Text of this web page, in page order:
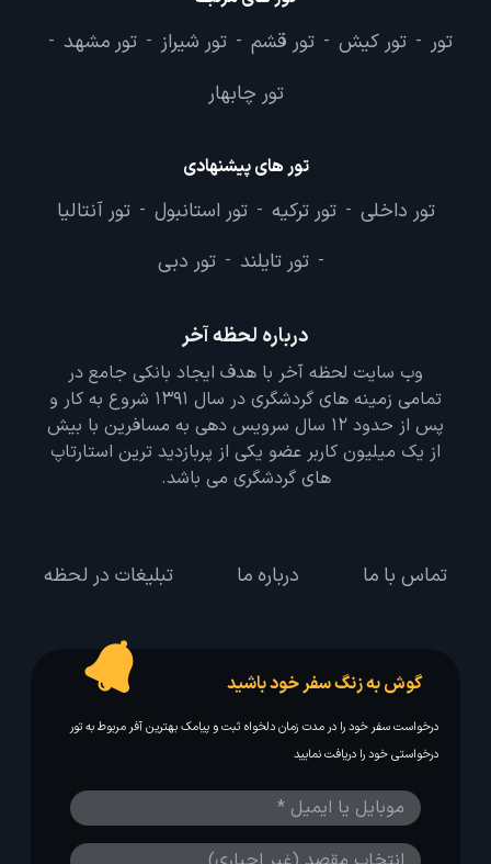
تور - تور کیش - تور قشم - تور شیراز - تور مشهد -
تور چابهار
تور های پیشنهادی
تور داخلی - تور ترکیه - تور استانبول - تور آنتالیا
- تور تایلند - تور دبی
درباره لحظه آخر
وب سایت لحظه آخر با هدف ایجاد بانکی جامع در
تمامی زمینه های گردشگری در سال 1391 شروع به کار و
پس از حدود 12 سال سرویس دهی به مسافرین با بیش
از یک میلیون کاربر عضو یکی از پربازدید ترین استارتاپ
های گردشگری می باشد.
تماس با ما درباره ما تبلیغات در لحظه
گوش به زنگ سفر خود باشید
درخواست سفر خود را در مدت زمان دلخواه ثبت و پیامک بهترین آفر مربوط به تور
درخواستی خود را دریافت نمایید